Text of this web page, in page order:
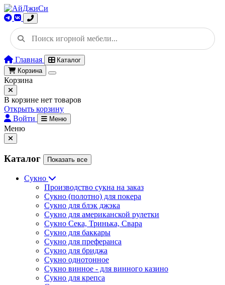
Главная
Каталог
Корзина
Корзина
В корзине нет товаров
Открыть корзину
Войти
Меню
Меню
Каталог Показать все
Сукно
Производство сукна на заказ
Сукно (полотно) для покера
Сукно для блэк джэка
Сукно для американской рулетки
Сукно Сека, Тринька, Свара
Сукно для баккары
Сукно для преферанса
Сукно для бриджа
Сукно однотонное
Сукно винное - для винного казино
Сукно для крепса